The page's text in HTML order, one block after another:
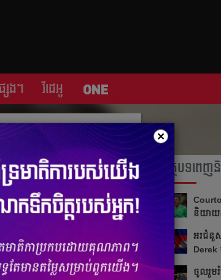
េង​ៗ វីដេអូ
ចំនួនមតិ0| ចំនួនចែករំលែក 0
២០២៣/២៤ នេះ​។ បើ​យោង​តាម​
អត្ថបទពេ
និយាយ​
អរ​ជំនួ
Derek​
ចូលរួម​
×